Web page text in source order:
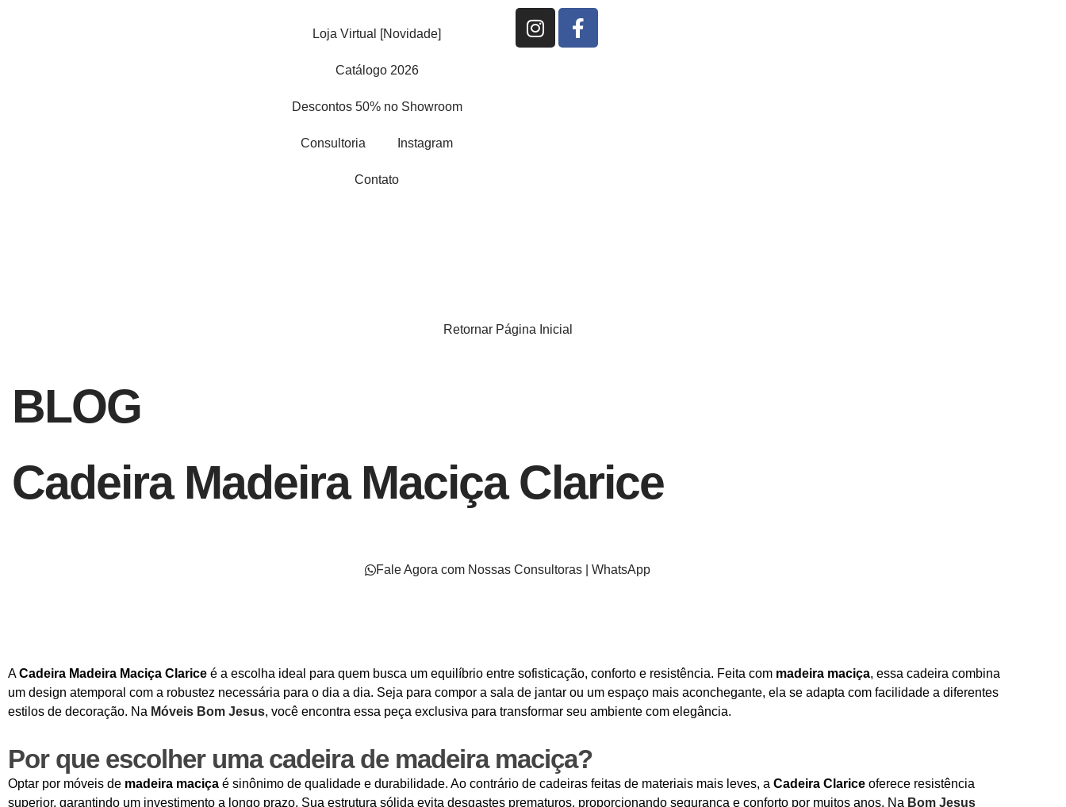
Loja Virtual [Novidade]
Catálogo 2026
Descontos 50% no Showroom
Consultoria Instagram
Contato
I
n
F
a
Retornar Página Inicial
BLOG
Cadeira Madeira Maciça Clarice
Fale Agora com Nossas Consultoras | WhatsApp
ACadeira Madeira Maciça Clarice é a escolha ideal para quem busca um equilíbrio entre sofisticação, conforto e resistência. Feita com madeira maciça, essa cadeira combina
um design atemporal com a robustez necessária para o dia a dia. Seja para compor a sala de jantar ou um espaço mais aconchegante, ela se adapta com facilidade a diferentes
estilos de decoração. Na Móveis Bom Jesus, você encontra essa peça exclusiva para transformar seu ambiente com elegância.
Por que escolher uma cadeira de madeira maciça?
Optar por móveis de madeira maciça é sinônimo de qualidade e durabilidade. Ao contrário de cadeiras feitas de materiais mais leves, a Cadeira Clarice oferece resistência
superior, garantindo um investimento a longo prazo. Sua estrutura sólida evita desgastes prematuros, proporcionando segurança e conforto por muitos anos. Na Bom Jesus